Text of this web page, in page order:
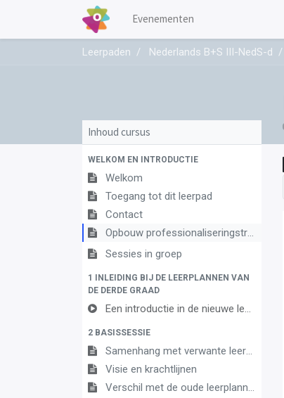
Evenementen
Leerpaden Nederlands B+S III-NedS-d
Inhoud cursus
WELKOM EN INTRODUCTIE
Welkom
Toegang tot dit leerpad
Contact
Opbouw professionaliseringstraject
Sessies in groep
1 INLEIDING BIJ DE LEERPLANNEN VAN
DE DERDE GRAAD
Een introductie in de nieuwe leerplannen van de derde graad
2 BASISSESSIE
Samenhang met verwante leerplannen
Visie en krachtlijnen
Verschil met de oude leerplannen